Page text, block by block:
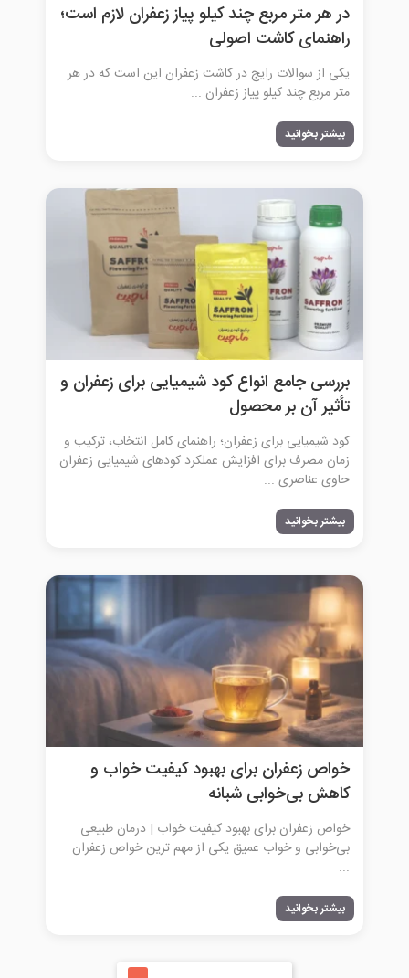
در هر متر مربع چند کیلو پیاز زعفران لازم است؛
راهنمای کاشت اصولی
یکی از سوالات رایج در کاشت زعفران این است که در هر
متر مربع چند کیلو پیاز زعفران ...
بیشتر بخوانید
بررسی جامع انواع کود شیمیایی برای زعفران و
تأثیر آن بر محصول
کود شیمیایی برای زعفران؛ راهنمای کامل انتخاب، ترکیب و
زمان مصرف برای افزایش عملکرد کودهای شیمیایی زعفران
حاوی عناصری ...
بیشتر بخوانید
خواص زعفران برای بهبود کیفیت خواب و
کاهش بی‌خوابی شبانه
خواص زعفران برای بهبود کیفیت خواب | درمان طبیعی
بی‌خوابی و خواب عمیق یکی از مهم ترین خواص زعفران
...
بیشتر بخوانید